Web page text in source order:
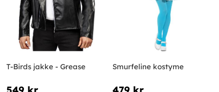
T-Birds jakke - Grease Smurfeline kostyme